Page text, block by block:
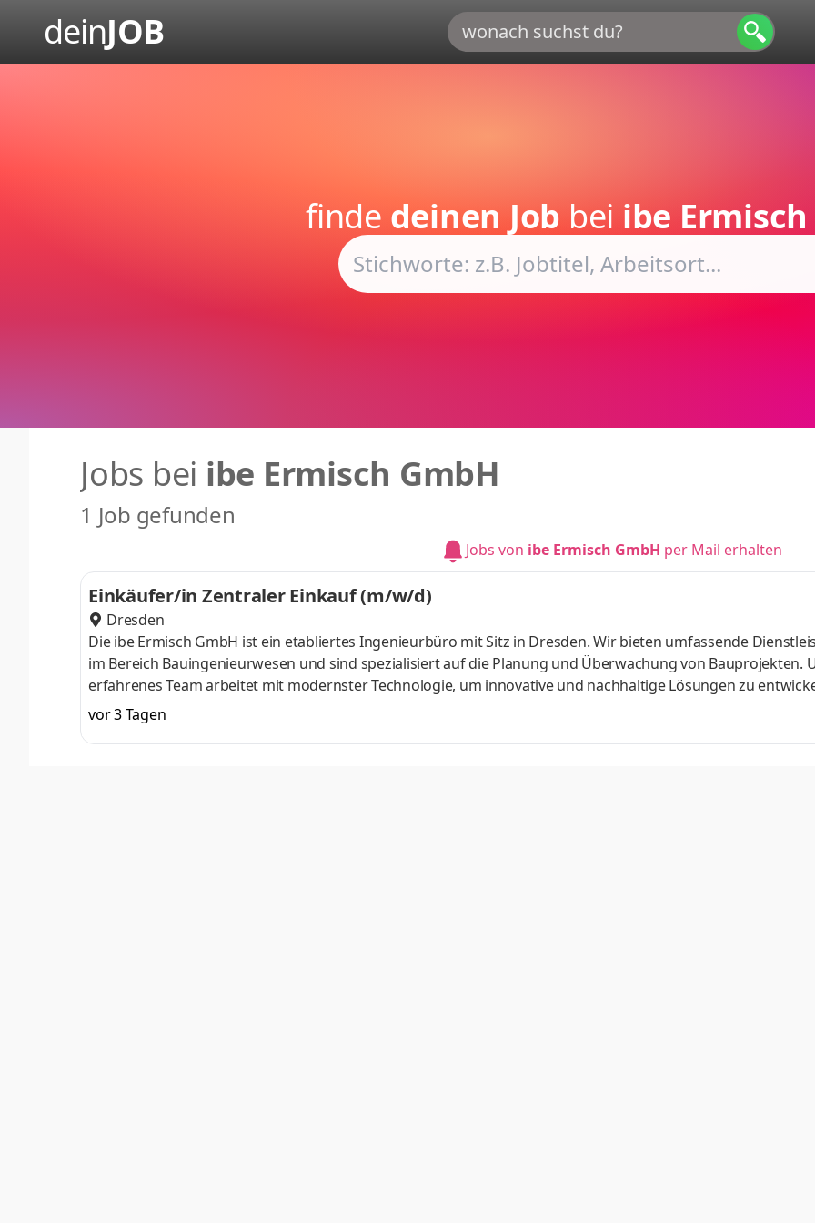
deinJOB
finde deinen Jobbei ibe
Jobs bei ibe Ermisch GmbH
1 Job gefunden
Jobs von ibe Ermisch GmbH per Mail erhalten
Einkäufer/in Zentraler Einkauf (m/w/d)
Dresden
Die ibe Ermisch GmbH ist ein etabliertes Ingenieurbüro mit Sitz in Dresden. Wir bieten umfassende
im Bereich Bauingenieurwesen und sind spezialisiert auf die Planung und Überwachung von Bauprojekten.
erfahrenes Team arbeitet mit modernster Technologie, um innovative und nachhaltige Lösungen zu
Experten für Infrastrukturprojekte legen wir großen Wert auf Qualität und Kundenzufriedenheit. Wir pflegen
offene Unternehmenskultur, die Teamarbeit und kontinuierliche Weiterbildung fördert.
vor 3 Tagen